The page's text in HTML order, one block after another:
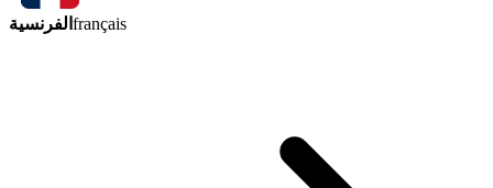
الفرنسية français